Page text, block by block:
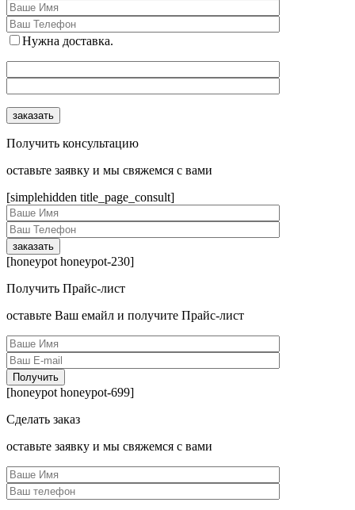
Нужна доставка.
Получить консультацию
оcтавьте заявку и мы свяжемся с вами
[simplehidden title_page_consult]
[honeypot honeypot-230]
Получить Прайс-лист
оcтавьте Ваш емайл и получите Прайс-лист
[honeypot honeypot-699]
Сделать заказ
оcтавьте заявку и мы свяжемся с вами